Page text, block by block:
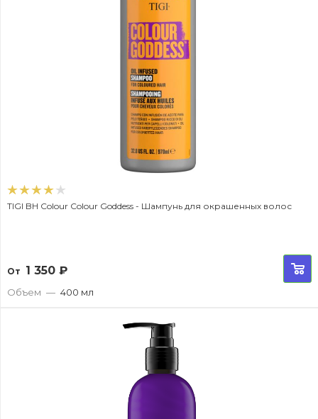
TIGI BH Colour Colour Goddess - Шампунь для окрашенных волос
От 1 350 ₽
Объем — 400 мл